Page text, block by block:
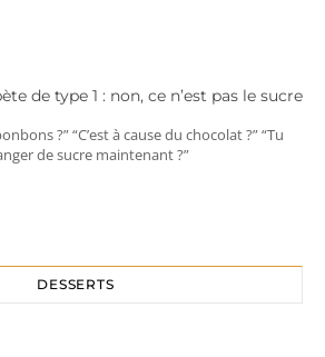
de type 1 : non, ce n’est pas le sucre
?” “C’est à cause du chocolat ?” “Tu
de sucre maintenant ?”
DESSERTS